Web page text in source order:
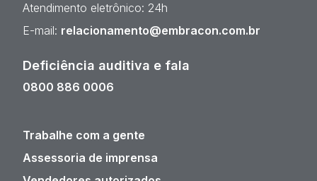
Atendimento eletrônico: 24h
E-mail: relacionamento@embracon.com.br
Deficiência auditiva e fala
0800 886 0006
Trabalhe com a gente
Assessoria de imprensa